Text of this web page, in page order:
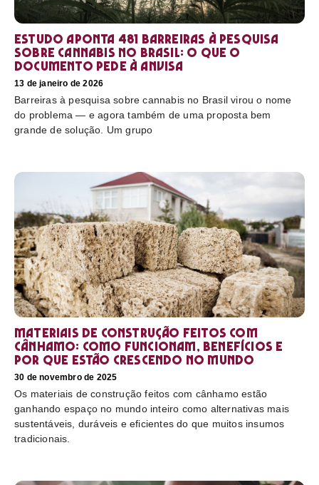
Estudo aponta 481 barreiras à pesquisa
sobre cannabis no Brasil: o que o
documento pede à Anvisa
13 de janeiro de 2026
Barreiras à pesquisa sobre cannabis no Brasil virou o nome
do problema — e agora também de uma proposta bem
grande de solução. Um grupo
Materiais de construção feitos com
cânhamo: como funcionam, benefícios e
por que estão crescendo no mundo
30 de novembro de 2025
Os materiais de construção feitos com cânhamo estão
ganhando espaço no mundo inteiro como alternativas mais
sustentáveis, duráveis e eficientes do que muitos insumos
tradicionais.